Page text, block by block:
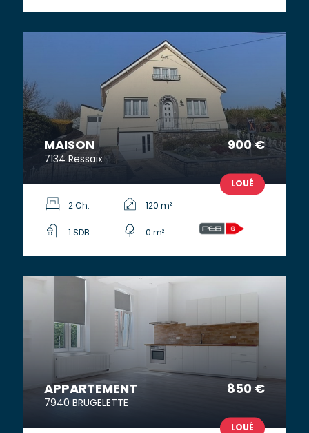
MAISON 900 €
7134 Ressaix
LOUÉ
2 Ch. 120 m²
1 SDB 0 m²
APPARTEMENT 850 €
7940 BRUGELETTE
LOUÉ